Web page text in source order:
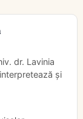
dr. Lavinia
și